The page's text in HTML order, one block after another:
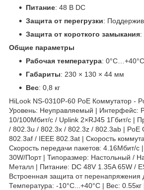
Питание: 48 В DC
Защита от перегрузки:
Защита от короткого замыкания:
Общие параметры
Рабочая температура: 0°C…+40°C
Габариты: 230 × 130 × 44 мм
Вес: 0,8 кг
HiLook NS-0310P-60 PoE Коммутатор -
Уровень: Неуправляемый | Интерфейс:
10/100Мбит/с / Uplink 2×RJ45 1Гбит/с |
/ 802.3u / 802.3x / 802.3z / 802.3ab | PoE
802.3af / IEEE 802.3at | Скорость
Скорость передачи пакетов: 4.16Мбит/
30W/Порт | Типоразмер: Настольный /
Металл | Питание: DC 48V 1.35A 65W /
Встроенная защита от перенапряжения
Температура: -10°C...+40°C | Вес: